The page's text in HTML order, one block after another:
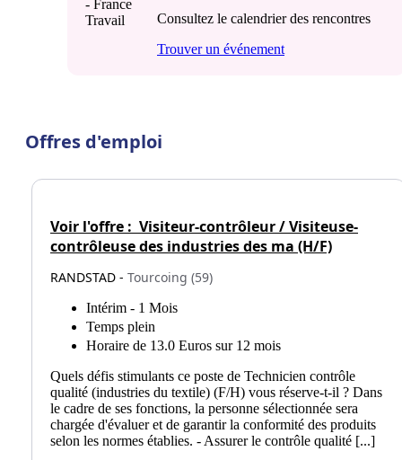
Consultez le calendrier des rencontres
Trouver un événement
Offres d'emploi
Voir l'offre : Visiteur-contrôleur / Visiteuse-
contrôleuse des industries des ma (H/F)
RANDSTAD - Tourcoing (59)
Intérim - 1 Mois
Temps plein
Horaire de 13.0 Euros sur 12 mois
Quels défis stimulants ce poste de Technicien contrôle
qualité (industries du textile) (F/H) vous réserve-t-il ? Dans
le cadre de ses fonctions, la personne sélectionnée sera
chargée d'évaluer et de garantir la conformité des produits
selon les normes établies. - Assurer le contrôle qualité [...]